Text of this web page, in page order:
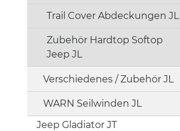
Trail Cover Abdeckungen JL
Zubehör Hardtop Softop
Jeep JL
Verschiedenes / Zubehör JL
WARN Seilwinden JL
Jeep Gladiator JT